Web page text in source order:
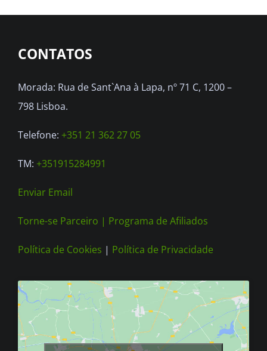
CONTATOS
Morada: Rua de Sant`Ana à Lapa, nº 71 C, 1200 –
798 Lisboa.
Telefone: +351 21 362 27 05
TM: +351915284991
Enviar Email
Torne-se Parceiro | Programa de Afiliados
Política de Cookies | Política de Privacidade